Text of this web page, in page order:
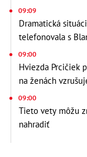
09:09
Dramatická
telefonovala s
09:00
Hviezda Prcičiek
na ženách
09:00
Tieto vety môžu
nahradiť